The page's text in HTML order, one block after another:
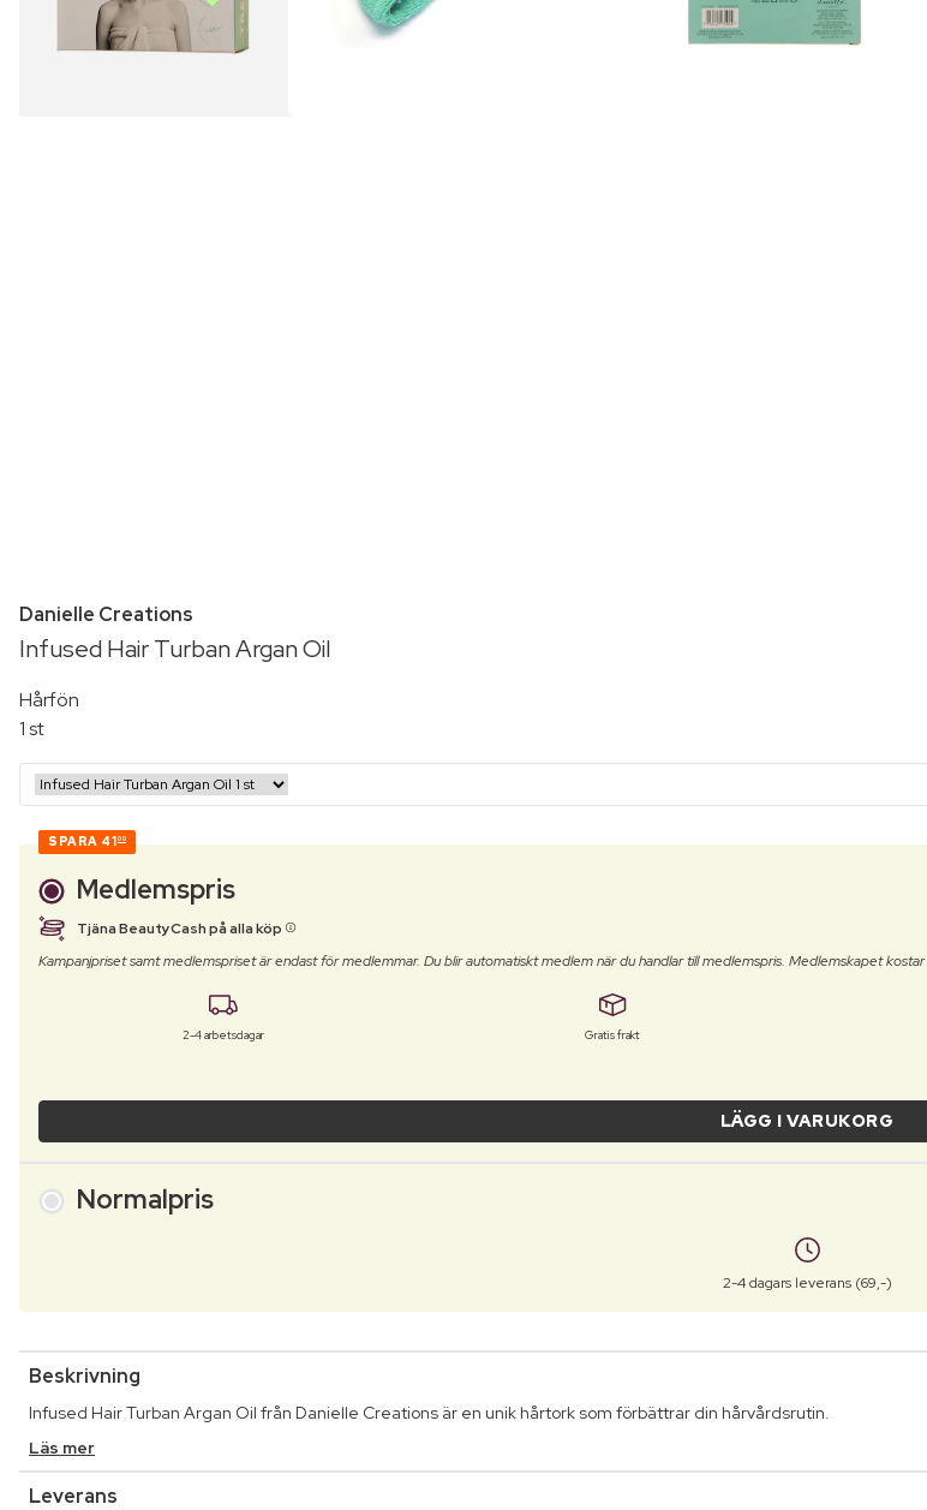
Danielle Creations
Infused Hair Turban Argan Oil
Hårfön
1 st
SPARA 41 00
Medlemspris
Tjäna BeautyCash på alla köp
Kampanjpriset samt medlemspriset är endast för medlemmar. Du blir automatiskt medlem när du handlar till medlemspris. Medlemskapet kostar
2-4 arbetsdagar Gratis frakt
LÄGG I VARUKORG
Normalpris
2-4 dagars leverans (69,-)
Beskrivning
Infused Hair Turban Argan Oil från Danielle Creations är en unik hårtork som förbättrar din hårvårdsrutin.
Läs mer
Leverans